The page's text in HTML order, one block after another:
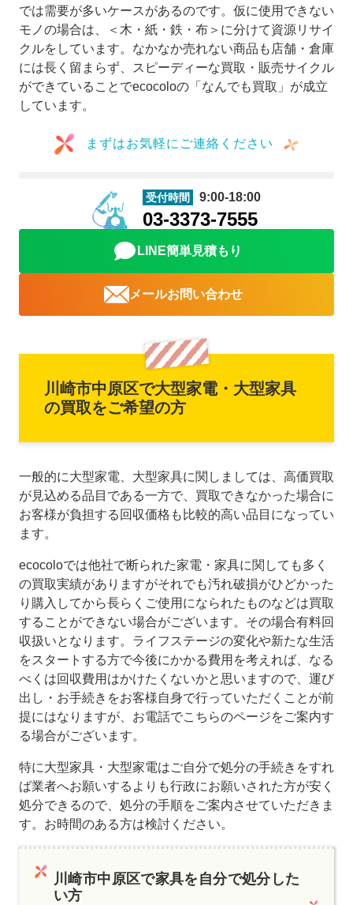
では需要が多いケースがあるのです。仮に使用できない
モノの場合は、＜木・紙・鉄・布＞に分けて資源リサイ
クルをしています。なかなか売れない商品も店舗・倉庫
には長く留まらず、スピーディーな買取・販売サイクル
ができていることでecocoloの「なんでも買取」が成立
しています。
まずはお気軽にご連絡ください
受付時間 9:00-18:00
03-3373-7555
LINE簡単見積もり
メールお問い合わせ
川崎市中原区で大型家電・大型家具
の買取をご希望の方
一般的に大型家電、大型家具に関しましては、高価買取
が見込める品目である一方で、買取できなかった場合に
お客様が負担する回収価格も比較的高い品目になってい
ます。
ecocoloでは他社で断られた家電・家具に関しても多く
の買取実績がありますがそれでも汚れ破損がひどかった
り購入してから長らくご使用になられたものなどは買取
することができない場合がございます。その場合有料回
収扱いとなります。ライフステージの変化や新たな生活
をスタートする方で今後にかかる費用を考えれば、なる
べくは回収費用はかけたくないかと思いますので、運び
出し・お手続きをお客様自身で行っていただくことが前
提にはなりますが、お電話でこちらのページをご案内す
る場合がございます。
特に大型家具・大型家電はご自分で処分の手続きをすれ
ば業者へお願いするよりも行政にお願いされた方が安く
処分できるので、処分の手順をご案内させていただきま
す。お時間のある方は検討ください。
川崎市中原区で家具を自分で処分した
い方